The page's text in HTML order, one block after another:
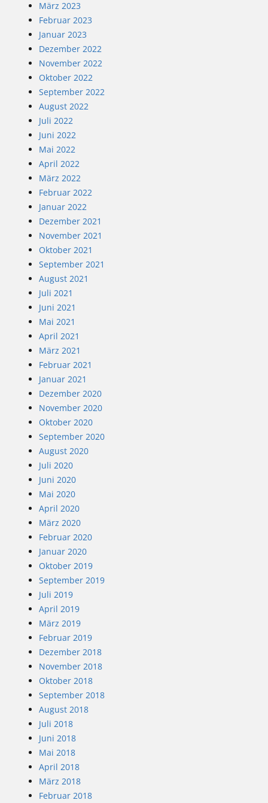
März 2023
Februar 2023
Januar 2023
Dezember 2022
November 2022
Oktober 2022
September 2022
August 2022
Juli 2022
Juni 2022
Mai 2022
April 2022
März 2022
Februar 2022
Januar 2022
Dezember 2021
November 2021
Oktober 2021
September 2021
August 2021
Juli 2021
Juni 2021
Mai 2021
April 2021
März 2021
Februar 2021
Januar 2021
Dezember 2020
November 2020
Oktober 2020
September 2020
August 2020
Juli 2020
Juni 2020
Mai 2020
April 2020
März 2020
Februar 2020
Januar 2020
Oktober 2019
September 2019
Juli 2019
April 2019
März 2019
Februar 2019
Dezember 2018
November 2018
Oktober 2018
September 2018
August 2018
Juli 2018
Juni 2018
Mai 2018
April 2018
März 2018
Februar 2018